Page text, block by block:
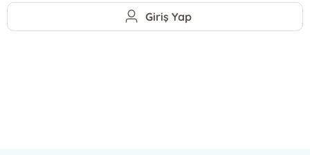
Giriş Yap